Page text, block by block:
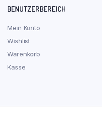
BENUTZERBEREICH
Mein Konto
Wishlist
Warenkorb
Kasse